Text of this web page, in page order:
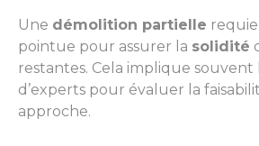
Une démolition partielle
pointue pour assurer la solidité
restantes. Cela implique souvent
d’experts pour évaluer la
approche.